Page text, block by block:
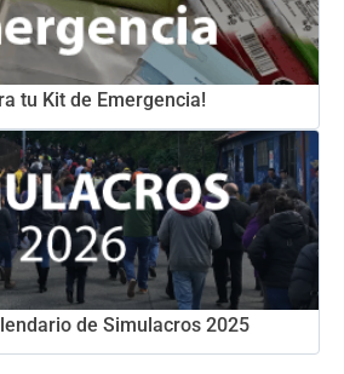
tu Kit de Emergencia!
de Simulacros 2025